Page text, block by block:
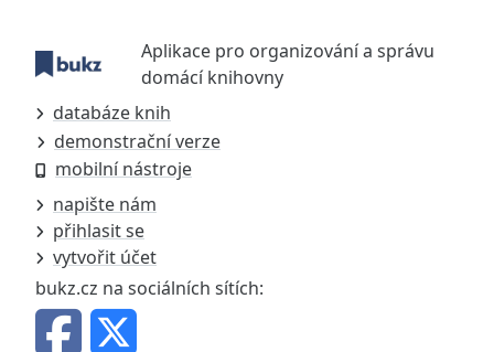
Aplikace pro organizování a správu
domácí knihovny
databáze knih
demonstrační verze
mobilní nástroje
napište nám
přihlasit se
vytvořit účet
bukz.cz na sociálních sítích: